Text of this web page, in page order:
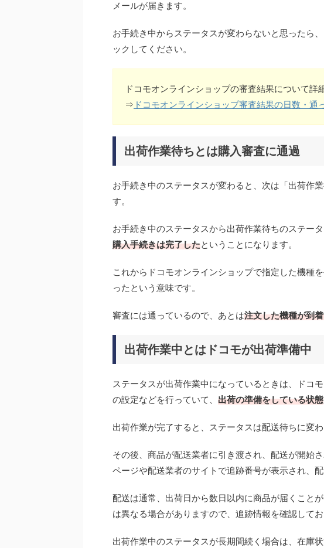
メールが届きます。
お手続き中からステータスが変わらないと思ったら
ックしてください。
ドコモオンラインショップの審査結果について詳
⇒ ドコモオンラインショップ審査結果の日数・通
出荷作業待ちとは購入審査に通過
お手続き中のステータスが変わると、次は「出荷作
す。
お手続き中のステータスから出荷作業待ちのステータ
購入手続きは完了したということになります。
これからドコモオンラインショップで指定した機種
ったという意味です。
審査には通っているので、あとは注文した機種が到
出荷作業中とはドコモが出荷準備中
ステータスが出荷作業中になっているときは、ドコ
の設定などを行っていて、 出荷の準備をしている状態
出荷作業が完了すると、ステータスは配送待ちに変わ
その後、商品が配送業者に引き渡され、配送が開始
ページや配送業者のサイトで追跡番号が表示され、
配送は通常、出荷日から数日以内に商品が届くこと
は異なる場合がありますので、追跡情報を確認してお
出荷作業中のステータスが長期間続く場合は、在庫